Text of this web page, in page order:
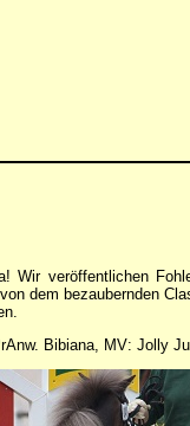
Wir veröffentlichen
dem bezaubernden
Bibiana, MV: Jolly